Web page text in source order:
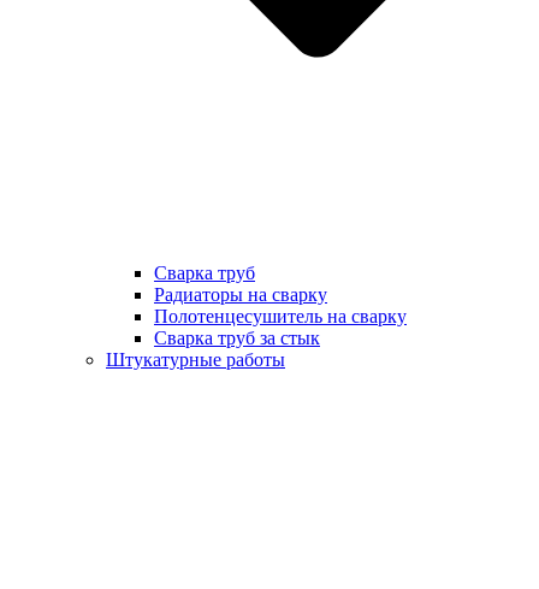
Сварка труб
Радиаторы на сварку
Полотенцесушитель на сварку
Сварка труб за стык
Штукатурные работы